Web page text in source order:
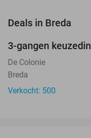
Deals in Breda
3-gangen
De Colonie
Breda
Verkocht: 500